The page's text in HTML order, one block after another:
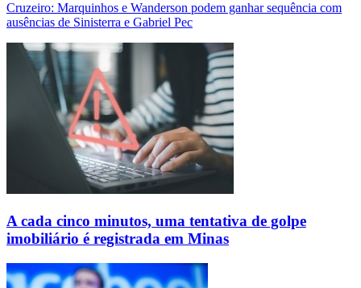
Cruzeiro: Marquinhos e Wanderson podem ganhar sequência com
ausências de Sinisterra e Gabriel Pec
A cada cinco minutos, uma tentativa de golpe
imobiliário é registrada em Minas